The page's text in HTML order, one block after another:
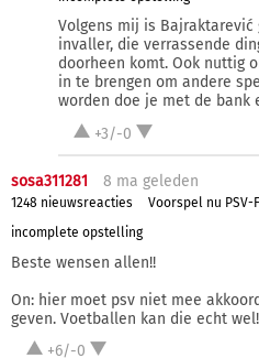
Volgens mij is Bajraktarević
invaller, die verrassende
doorheen komt. Ook nuttig
in te brengen om andere
worden doe je met de bank
+3/-0
sosa311281 8 ma geleden
1248 nieuwsreacties
Voorspel nu PSV-
incomplete opstelling
Beste wensen allen!!
On: hier moet psv niet mee
geven. Voetballen kan die echt wel!
+6/-0